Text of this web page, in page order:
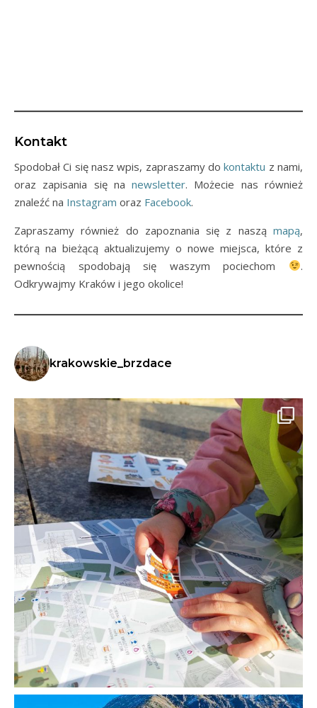
Kontakt
Spodobał Ci się nasz wpis, zapraszamy dokontaktu z nami,
oraz zapisania się nanewsletter. Możecie nas również
znaleźć na Instagram oraz Facebook.
Zapraszamy również do zapoznania się z naszą mapą,
którą na bieżącą aktualizujemy o nowe miejsca, które z
pewnością spodobają się waszym pociechom
.
Odkrywajmy Kraków i jego okolice!
krakowskie_brzdace